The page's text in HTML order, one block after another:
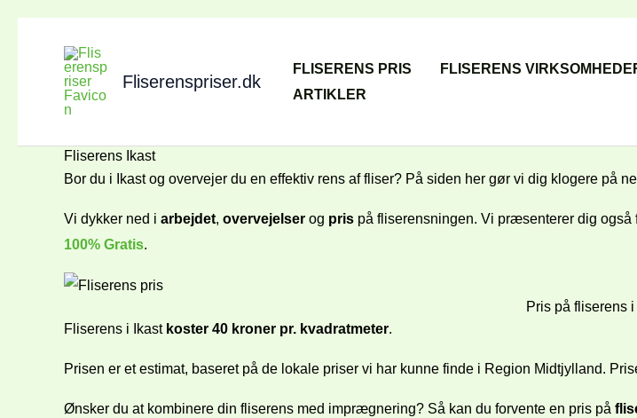
indholdet
Fliserenspriser.dk
FLISERENS PRIS FLISERENS
ARTIKLER
Fliserens Ikast
Bor du i Ikast og overvejer du en effektiv rens af fliser? På siden her gør vi dig klogere på
Vi dykker ned i arbejdet, overvejelser og pris på fliserensningen. Vi præsenterer dig
100% Gratis.
Pris på fliserens i
Fliserens i Ikast koster 40 kroner pr. kvadratmeter.
Prisen er et estimat, baseret på de lokale priser vi har kunne finde i Region Midtjylland.
Ønsker du at kombinere din fliserens med imprægnering? Så kan du forvente en pris på